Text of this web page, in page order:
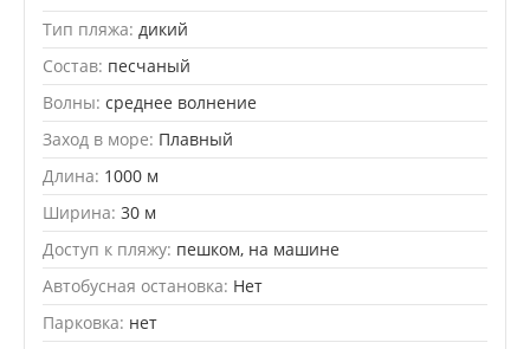
Тип пляжа: дикий
Состав: песчаный
Волны: среднее волнение
Заход в море: Плавный
Длина: 1000 м
Ширина: 30 м
Доступ к пляжу: пешком, на машине
Автобусная остановка: Нет
Парковка: нет